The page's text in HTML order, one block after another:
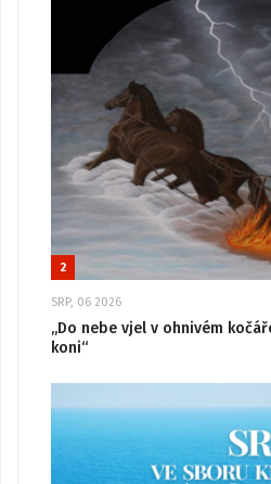
2
SRP, 06 2026
„Do nebe vjel v ohnivém
koni“